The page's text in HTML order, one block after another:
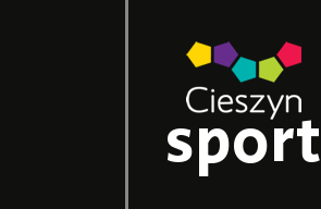
sport